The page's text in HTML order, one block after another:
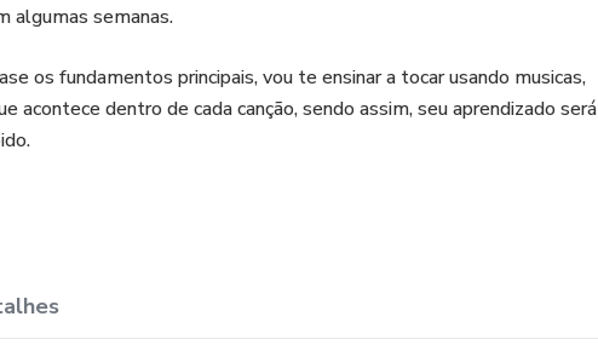
algumas semanas.
os fundamentos principais, vou te ensinar a tocar usando musicas,
acontece dentro de cada canção, sendo assim, seu aprendizado será